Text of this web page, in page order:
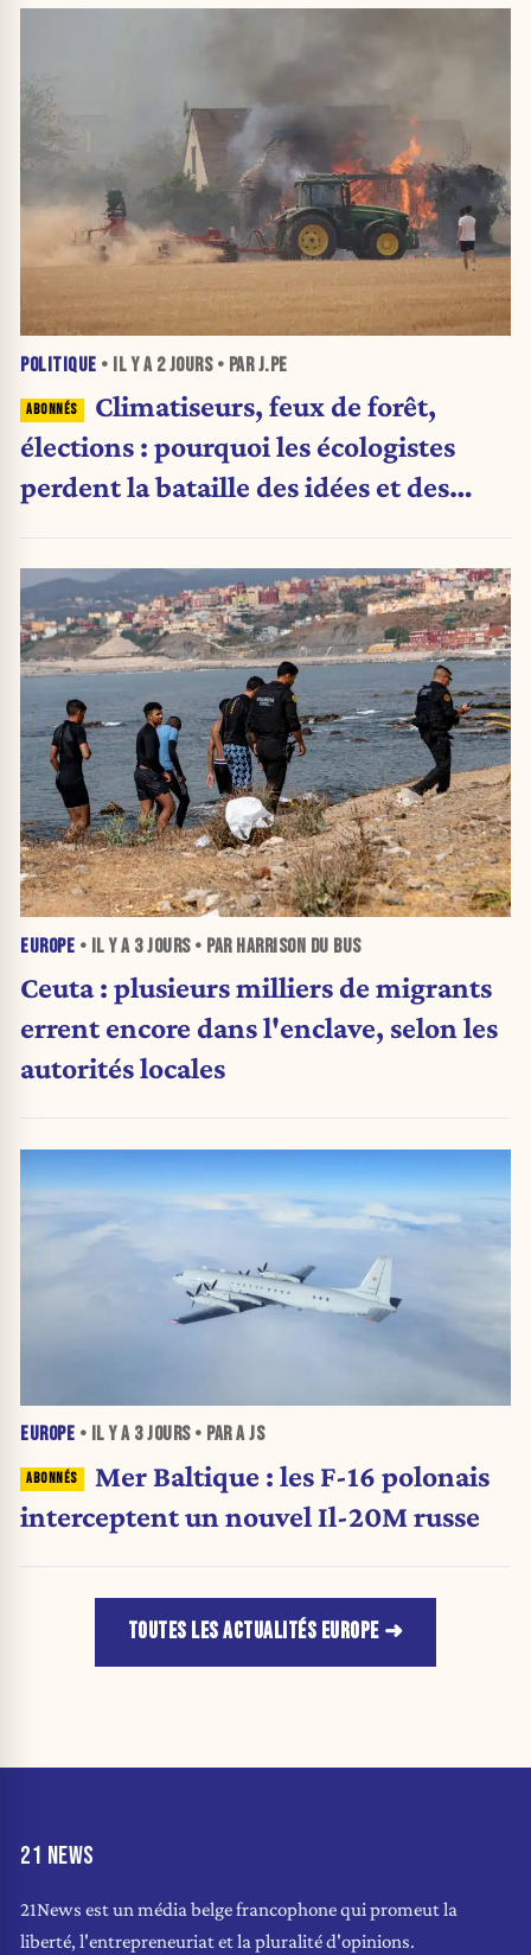
POLITIQUE • IL Y A 2 JOURS• PAR J.PE
Climatiseurs, feux de forêt,
élections : pourquoi les écologistes
perdent la bataille des idées et des
EUROPE • IL Y A 3 JOURS• PAR HARRISON DU BUS
Ceuta : plusieurs milliers de migrants
errent encore dans l'enclave, selon les
autorités locales
EUROPE • IL Y A 3 JOURS• PAR A JS
Mer Baltique : les F-16 polonais
interceptent un nouvel Il-20M russe
TOUTES LES ACTUALITÉS EUROPE
21 NEWS
21News est un média belge francophone qui promeut la
liberté, l'entrepreneuriat et la pluralité d'opinions.